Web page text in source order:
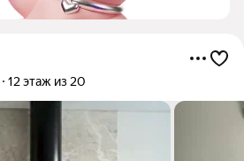
12 этаж из 20